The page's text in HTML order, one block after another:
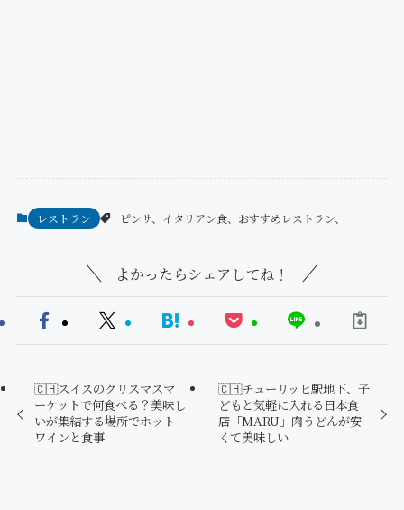
レストラン ピンサ、イタリアン食、おすすめレストラン、
よかったらシェアしてね！
🇨🇭スイスのクリスマスマ
ーケットで何食べる？美味し
いが集結する場所でホット
ワインと食事
🇨🇭チューリッヒ駅地下、子
どもと気軽に入れる日本食
店「MARU」肉うどんが安
くて美味しい